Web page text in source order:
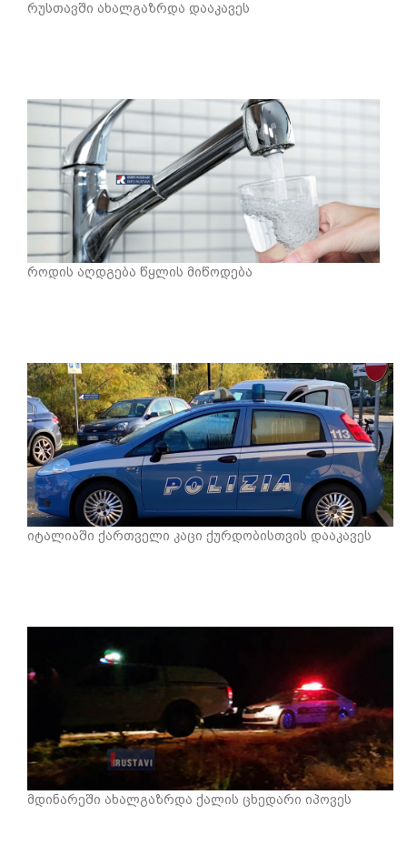
რუსთავში ახალგაზრდა დააკავეს
როდის აღდგება წყლის მიწოდება
იტალიაში ქართველი კაცი ქურდობისთვის დააკავეს
მდინარეში ახალგაზრდა ქალის ცხედარი იპოვეს